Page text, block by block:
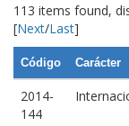
113 items found,
[Next/Last]
Código Carácter
2014-
144